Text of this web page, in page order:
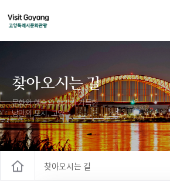
찾아오시는 길
문화와 예술의 향기가 가득한
낭만의 도시, 고양
찾아오시는 길